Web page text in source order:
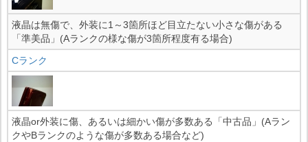
液晶は無傷で、外装に1～3箇所ほど目立たない小さな傷がある
「準美品」(Aランクの様な傷が3箇所程度有る場合)
Cランク
液晶or外装に傷、あるいは細かい傷が多数ある「中古品」(Aラン
クやBランクのような傷が多数ある場合など)